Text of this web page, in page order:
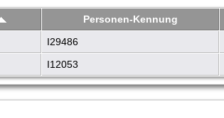
Personen-Kennung
I29486
I12053